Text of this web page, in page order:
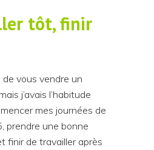
tôt, finir
de vous vendre un
j’avais l’habitude
mes journées de
prendre une bonne
finir de travailler après